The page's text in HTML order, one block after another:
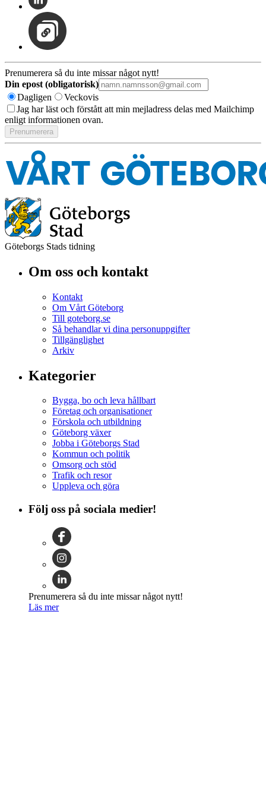
Prenumerera så du inte missar något nytt!
Din epost (obligatorisk)
Dagligen
Veckovis
Jag har läst och förstått att min mejladress delas med Mailchimp
enligt informationen ovan.
Göteborgs Stads tidning
Om oss och kontakt
Kontakt
Om Vårt Göteborg
Till goteborg.se
Så behandlar vi dina personuppgifter
Tillgänglighet
Arkiv
Kategorier
Bygga, bo och leva hållbart
Företag och organisationer
Förskola och utbildning
Göteborg växer
Jobba i Göteborgs Stad
Kommun och politik
Omsorg och stöd
Trafik och resor
Uppleva och göra
Följ oss på sociala medier!
Prenumerera så du inte missar något nytt!
Läs mer